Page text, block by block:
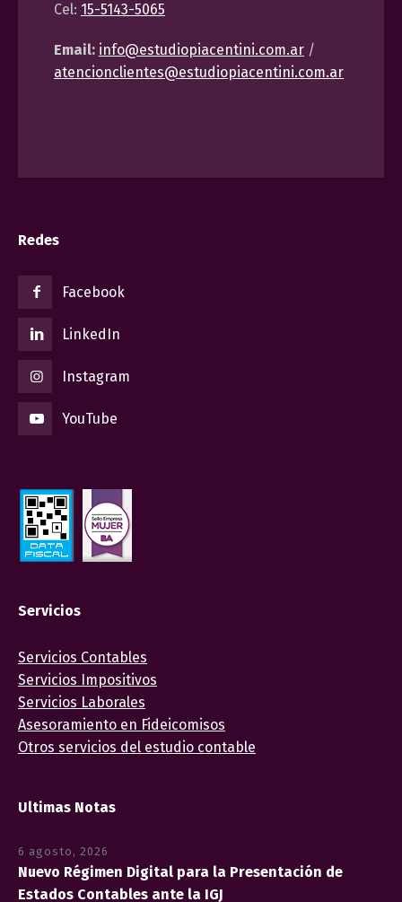
Cel: 15-5143-5065
Email: info@estudiopiacentini.com.ar /
atencionclientes@estudiopiacentini.com.ar
Redes
Facebook
LinkedIn
Instagram
YouTube
Servicios
Servicios Contables
Servicios Impositivos
Servicios Laborales
Asesoramiento en Fideicomisos
Otros servicios del estudio contable
Ultimas Notas
6 agosto, 2026
Nuevo Régimen Digital para la Presentación de
Estados Contables ante la IGJ